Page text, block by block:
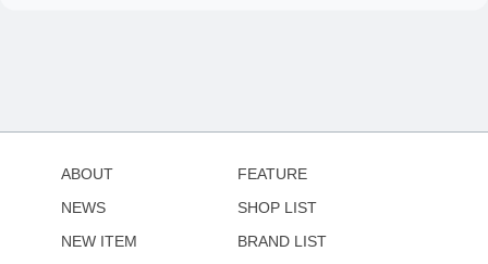
ABOUT
NEWS
NEW ITEM
FEATURE
SHOP LIST
BRAND LIST